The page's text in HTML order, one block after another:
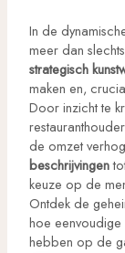
In de
meer dan
strategisch
maken en,
Door inzicht te
de omzet
beschrijvingen
keuze op de
Ontdek de
hoe eenvoudige
hebben op de